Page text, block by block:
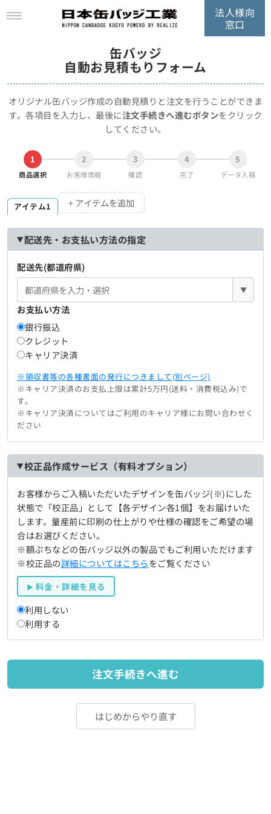
法人様向
窓口
缶バッジ
自動お見積もりフォーム
オリジナル缶バッジ作成の自動見積りと注文を行うことができま
す。各項目を入力し、最後に注文手続きへ進むボタンをクリック
してください。
1
商品選択
2
お客様情報
3
確認
4
完了
5
データ入稿
アイテム1 + アイテムを追加
配送先・お支払い方法の指定
配送先(都道府県)
▼
お支払い方法
銀行振込
クレジット
キャリア決済
※領収書等の各種書面の発行につきまして(別ページ)
※キャリア決済のお支払上限は累計5万円(送料・消費税込み)で
す。
※キャリア決済についてはご利用のキャリア様にお問い合わせく
ださい
校正品作成サービス（有料オプション）
お客様からご入稿いただいたデザインを缶バッジ(※)にした
状態で「校正品」として【各デザイン各1個】をお届けいた
します。量産前に印刷の仕上がりや仕様の確認をご希望の場
合はお選びください。
※額ぷちなどの缶バッジ以外の製品でもご利用いただけます
※校正品の詳細についてはこちらをご覧ください
料金・詳細を見る
利用しない
利用する
注文手続きへ進む
はじめからやり直す